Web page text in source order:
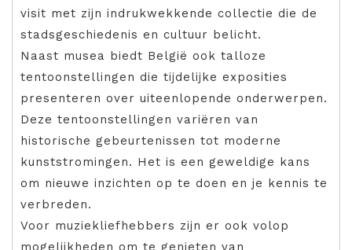
visit met zijn indrukwekkende collectie die de
stadsgeschiedenis en cultuur belicht.
Naast musea biedt België ook talloze
tentoonstellingen die tijdelijke exposities
presenteren over uiteenlopende onderwerpen.
Deze tentoonstellingen variëren van
historische gebeurtenissen tot moderne
kunststromingen. Het is een geweldige kans
om nieuwe inzichten op te doen en je kennis te
verbreden.
Voor muziekliefhebbers zijn er ook volop
mogelijkheden om te genieten van